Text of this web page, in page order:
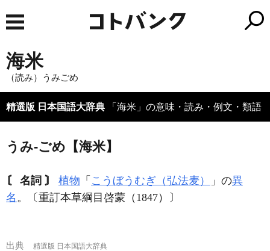
海米
（読み）うみごめ
精選版 日本国語大辞典 「海米」の意味・読み・例文・類語
うみ‐ごめ【海米】
〘 名詞 〙 植物 「 こうぼうむぎ（弘法麦） 」の異
名 。〔重訂本草綱目啓蒙（1847）〕
出典
精選版 日本国語大辞典